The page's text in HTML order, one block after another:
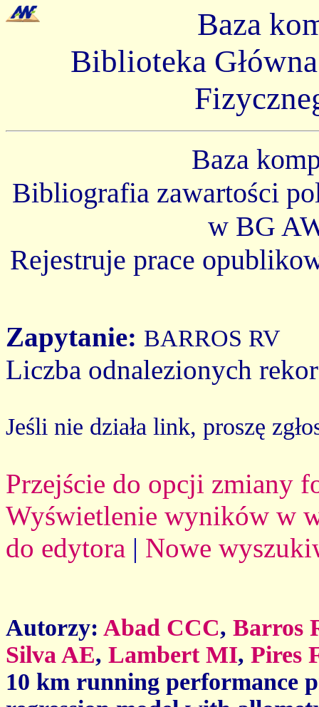
Baza
Biblioteka
Baza
Bibliografia zawartości
w BG
Rejestruje prace
Zapytanie: BARROS RV
Liczba odnalezionych
Jeśli nie działa link, proszę
Przejście do opcji zmiany
Wyświetlenie wyników w
do edytora | Nowe
Autorzy: Abad CCC, Barros
Silva AE, Lambert MI, Pires
10 km running performance